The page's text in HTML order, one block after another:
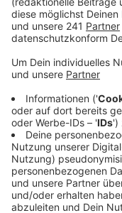
Anzeige
Das Management
darauf geeinigt,
kommentieren.
130 Häuser
auch die Zukunft
ungewiss. Zuletzt
Interesse an der